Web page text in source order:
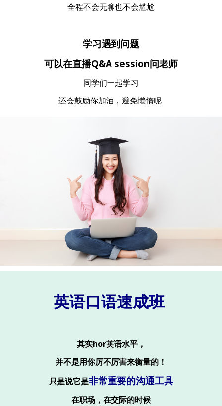
全程不会无聊也不会尴尬
学习遇到问题
可以在直播Q&A session问老师
同学们一起学习
还会鼓励你加油，避免懒惰呢
英语口语速成班
其实hor英语水平，
并不是用你厉不厉害来衡量的！
只是说它是非常重要的沟通工具
在职场，在交际的时候